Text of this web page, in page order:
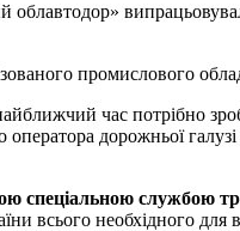
промислового
час потрібно
дорожньої
спеціальною службою
всього необхідного для